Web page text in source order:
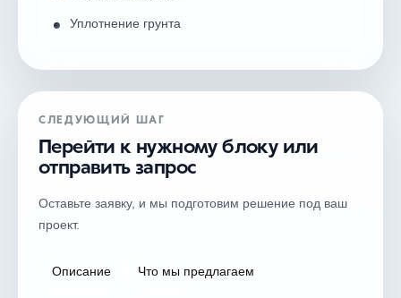
Уплотнение грунта
СЛЕДУЮЩИЙ ШАГ
Перейти к нужному блоку или
отправить запрос
Оставьте заявку, и мы подготовим решение под ваш
проект.
Описание Что мы предлагаем